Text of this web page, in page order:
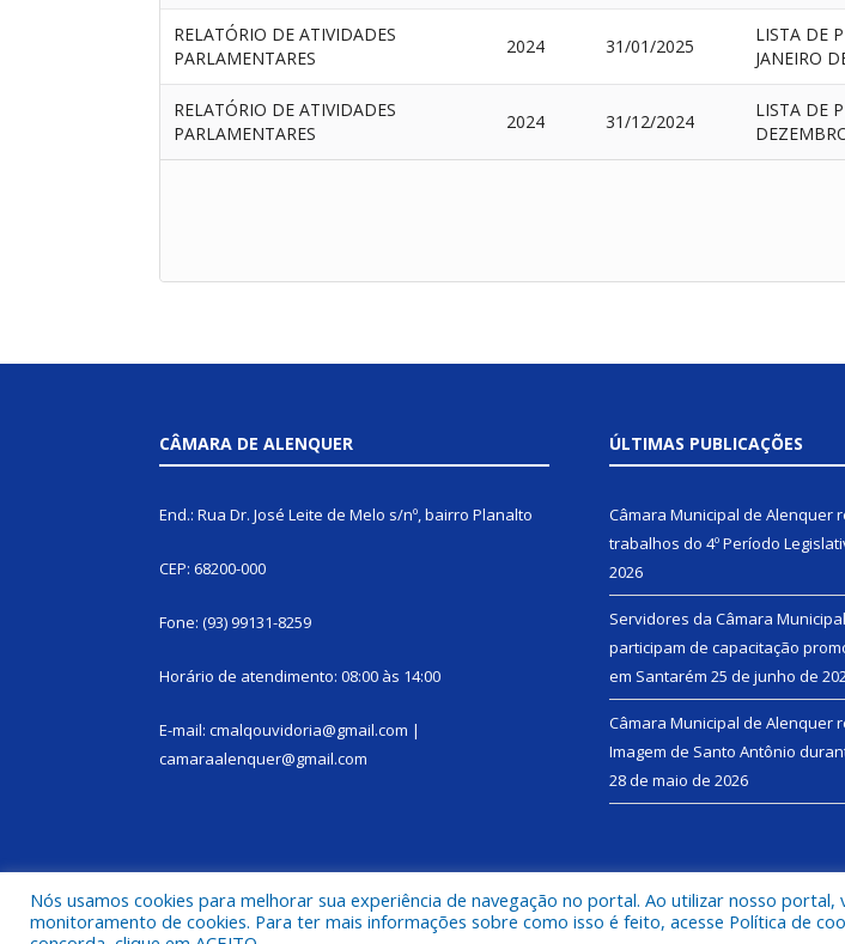
RELATÓRIO DE ATIVIDADES
PARLAMENTARES
2024 31/01/2025
LISTA DE
JANEIRO
RELATÓRIO DE ATIVIDADES
PARLAMENTARES
2024 31/12/2024
LISTA DE
CÂMARA DE ALENQUER
End.: Rua Dr. José Leite de Melo s/nº, bairro Planalto
CEP: 68200-000
Fone: (93) 99131-8259
Horário de atendimento: 08:00 às 14:00
E-mail: cmalqouvidoria@gmail.com |
camaraalenquer@gmail.com
ÚLTIMAS PUBLICAÇÕES
Câmara Municipal de Alenquer
trabalhos do 4º Período
2026
Servidores da Câmara
participam de capacitação
em Santarém 25 de junho de
Câmara Municipal de Alenquer
Imagem de Santo Antônio
28 de maio de 2026
Nós usamos cookies para melhorar sua experiência de navegação no portal. Ao utilizar nosso
monitoramento de cookies. Para ter mais informações sobre como isso é feito, acesse Política de